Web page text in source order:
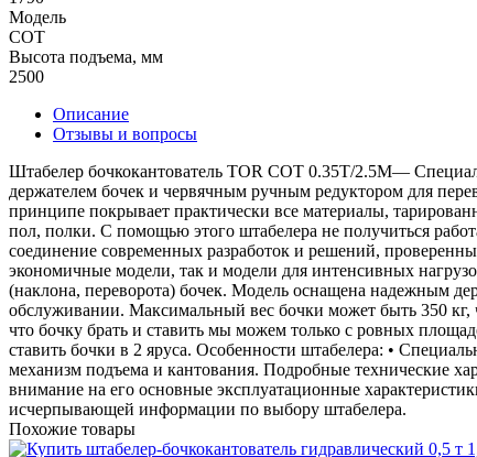
Модель
COT
Высота подъема, мм
2500
Описание
Отзывы и вопросы
Штабелер бочкокантователь TOR СОТ 0.35Т/2.5М—
держателем бочек и червячным ручным редуктором для
принципе покрывает практически все материалы,
пол, полки. С помощью этого штабелера не получиться
соединение современных разработок и решений,
экономичные модели, так и модели для интенсивных
(наклона, переворота) бочек. Модель оснащена надежным
обслуживании. Максимальный вес бочки может быть 350
что бочку брать и ставить мы можем только с ровных
ставить бочки в 2 яруса. Особенности штабелера: •
механизм подъема и кантования. Подробные технические
внимание на его основные эксплуатационные
исчерпывающей информации по выбору штабелера.
Похожие товары